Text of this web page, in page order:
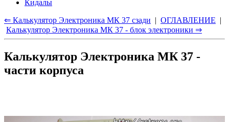
Кидалы
⇐ Калькулятор Электроника МК 37 сзади | ОГЛАВЛЕНИЕ |
Калькулятор Электроника МК 37 - блок электроники ⇒
Калькулятор Электроника МК 37 -
части корпуса